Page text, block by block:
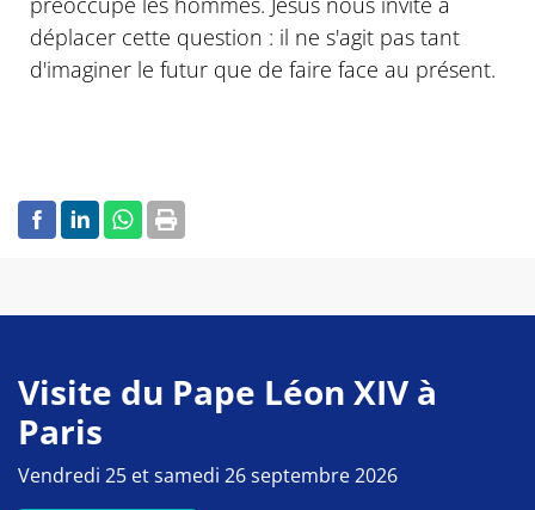
déplacer cette question : il ne s'agit pas tant
d'imaginer le futur que de faire face au présent.
Visite du Pape Léon XIV à
Paris
Vendredi 25 et samedi 26 septembre 2026